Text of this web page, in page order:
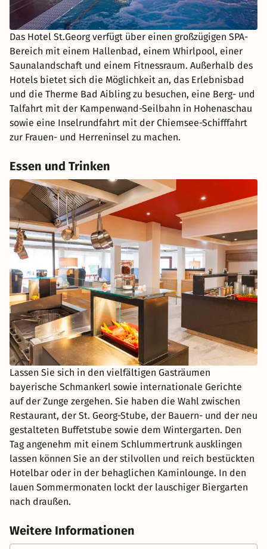
Das Hotel St.Georg verfügt über einen großzügigen SPA-
Bereich mit einem Hallenbad, einem Whirlpool, einer
Saunalandschaft und einem Fitnessraum. Außerhalb des
Hotels bietet sich die Möglichkeit an, das Erlebnisbad
und die Therme Bad Aibling zu besuchen, eine Berg- und
Talfahrt mit der Kampenwand-Seilbahn in Hohenaschau
sowie eine Inselrundfahrt mit der Chiemsee-Schifffahrt
zur Frauen- und Herreninsel zu machen.
Essen und Trinken
Lassen Sie sich in den vielfältigen Gasträumen
bayerische Schmankerl sowie internationale Gerichte
auf der Zunge zergehen. Sie haben die Wahl zwischen
Restaurant, der St. Georg-Stube, der Bauern- und der neu
gestalteten Buffetstube sowie dem Wintergarten. Den
Tag angenehm mit einem Schlummertrunk ausklingen
lassen können Sie an der stilvollen und reich bestückten
Hotelbar oder in der behaglichen Kaminlounge. In den
lauen Sommermonaten lockt der lauschiger Biergarten
nach draußen.
Weitere Informationen